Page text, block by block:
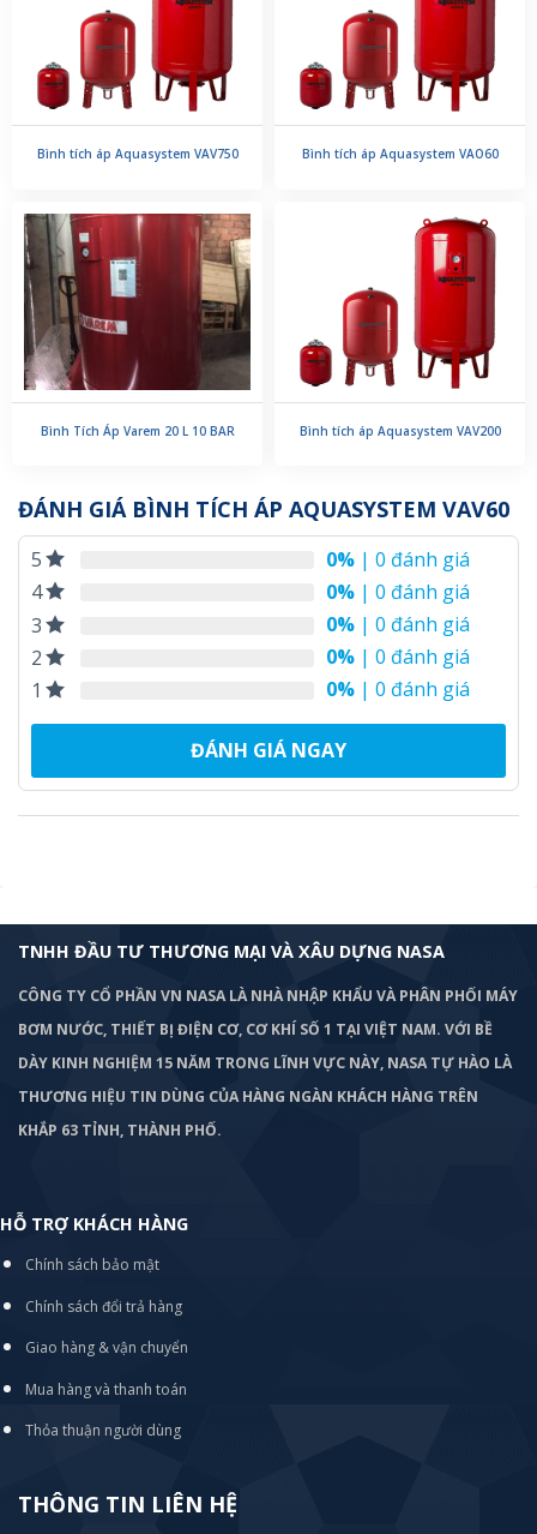
Bình tích áp Aquasystem VAV750 Bình tích áp Aquasystem VAO60
Bình Tích Áp Varem 20 L 10 BAR Bình tích áp Aquasystem VAV200
ĐÁNH GIÁ BÌNH TÍCH ÁP AQUASYSTEM VAV60
5 0% | 0 đánh giá
4
0% | 0 đánh giá
3
0% | 0 đánh giá
2
0% | 0 đánh giá
1
0% | 0 đánh giá
ĐÁNH GIÁ NGAY
TNHH ĐẦU TƯ THƯƠNG MẠI VÀ XÂU DỰNG NASA
CÔNG TY CỔ PHẦN VN NASA LÀ NHÀ NHẬP KHẨU VÀ PHÂN PHỐI MÁY
BƠM NƯỚC, THIẾT BỊ ĐIỆN CƠ, CƠ KHÍ SỐ 1 TẠI VIỆT NAM. VỚI BỀ
DÀY KINH NGHIỆM 15 NĂM TRONG LĨNH VỰC NÀY, NASA TỰ HÀO LÀ
THƯƠNG HIỆU TIN DÙNG CỦA HÀNG NGÀN KHÁCH HÀNG TRÊN
KHẮP 63 TỈNH, THÀNH PHỐ.
HỖ TRỢ KHÁCH HÀNG
Chính sách bảo mật
Chính sách đổi trả hàng
Giao hàng & vận chuyển
Mua hàng và thanh toán
Thỏa thuận người dùng
THÔNG TIN LIÊN HỆ